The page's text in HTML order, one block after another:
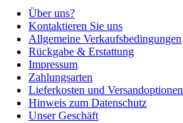
Über uns?
Kontaktieren Sie uns
Allgemeine Verkaufsbedingungen
Rückgabe & Erstattung
Impressum
Zahlungsarten
Lieferkosten und Versandoptionen
Hinweis zum Datenschutz
Unser Geschäft